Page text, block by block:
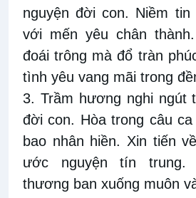
nguyện đời con. Niềm tin
với mến yêu chân
đoái trông mà đổ tràn
tình yêu vang mãi trong
3. Trầm hương nghi ngút
đời con. Hòa trong câu
bao nhân hiền. Xin tiến
ước nguyện tín trung.
thương ban xuống muôn